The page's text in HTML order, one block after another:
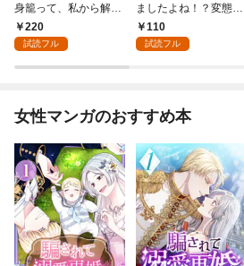
身籠って、私から解放
してさしあげます！1
220
試読フル
ましたよね！？変態公
爵による困った溺愛結
婚生活 1
110
試読フル
女性マンガのおすすめ本